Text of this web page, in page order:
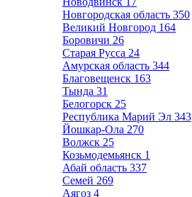
Новгородская область 350
Великий Новгород 164
Боровичи 26
Старая Русса 24
Амурская область 344
Благовещенск 163
Тында 31
Белогорск 25
Республика Марий Эл 343
Йошкар-Ола 270
Волжск 25
Козьмодемьянск 1
Абай область 337
Семей 269
Аягоз 4